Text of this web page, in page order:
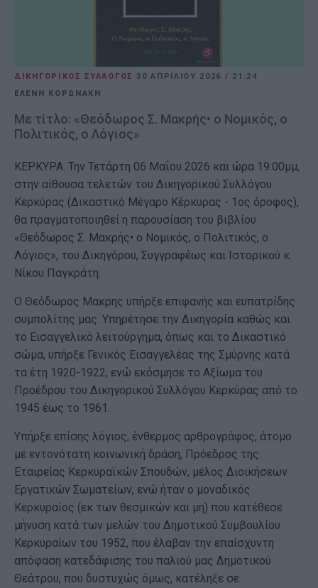
ΔΙΚΗΓΟΡΙΚΟΣ ΣΥΛΛΟΓΟΣ 30 ΑΠΡΙΛΊΟΥ 2026 / 21:24
ΕΛΕΝΗ ΚΟΡΩΝΑΚΗ
Mε τίτλο: «Θεόδωρος Σ. Μακρής• ο Νομικός, ο
Πολιτικός, ο Λόγιος»
ΚΕΡΚΥΡΑ. Την Τετάρτη 06 Μαΐου 2026 και ώρα 19:00μμ,
στην αίθουσα τελετών του Δικηγορικού Συλλόγου
Κερκύρας (Δικαστικό Μέγαρο Κέρκυρας - 1ος όροφος),
θα πραγματοποιηθεί η παρουσίαση του βιβλίου
«Θεόδωρος Σ. Μακρής• ο Νομικός, ο Πολιτικός, ο
Λόγιος», του Δικηγόρου, Συγγραφέως και Ιστορικού κ.
Νίκου Παγκράτη.
Ο Θεόδωρος Μακρης υπήρξε επιφανής και ευπατρίδης
συμπολίτης μας. Υπηρέτησε την Δικηγορία καθώς και
το Εισαγγελικό λειτούργημα, όπως και το Δικαστικό
σώμα, υπήρξε Γενικός Εισαγγελέας της Σμύρνης κατά
τα έτη 1920-1922, ενώ εκόσμησε το Αξίωμα του
Προέδρου του Δικηγορικού Συλλόγου Κερκύρας από το
1945 έως το 1961.
Υπήρξε επίσης λόγιος, ένθερμος αρθρογράφος, άτομο
με εντονότατη κοινωνική δράση, Πρόεδρος της
Εταιρείας Κερκυραϊκών Σπουδών, μέλος Διοικήσεων
Εργατικών Σωματείων, ενώ ήταν ο μοναδικός
Κερκυραίος (εκ των θεσμικών και μη) που κατέθεσε
μήνυση κατά των μελών του Δημοτικού Συμβουλίου
Κερκυραίων του 1952, που έλαβαν την επαίσχυντη
απόφαση κατεδάφισης του παλιού μας Δημοτικού
Θεάτρου, που δυστυχώς όμως, κατέληξε σε